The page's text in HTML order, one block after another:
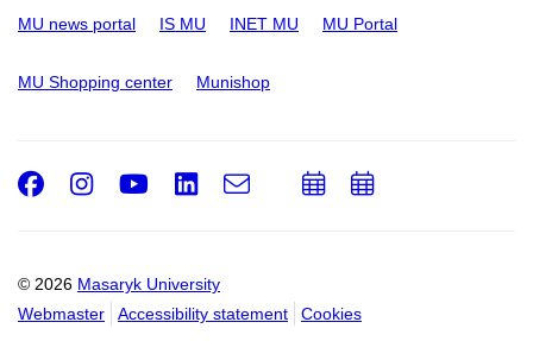
MU news portal IS MU INET MU MU Portal
MU Shopping center Munishop
© 2026 Masaryk University
Webmaster
Accessibility statement Cookies
Facebook
Instagram
Youtube
LinkedIn
e-
AddAdd